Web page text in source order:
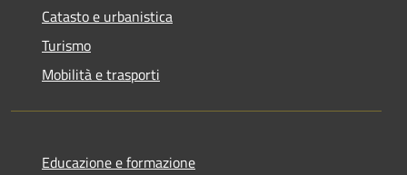
Catasto e urbanistica
Turismo
Mobilità e trasporti
Educazione e formazione